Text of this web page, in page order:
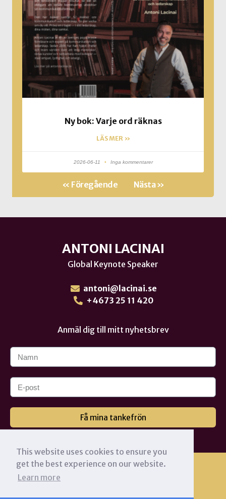
This website uses cookies to ensure you
get the best experience on our website.
Learn more
Ny bok: Varje ord räknas
LÄS MER »
2026-06-11 Inga kommentarer
« Föregående Nästa »
ANTONI LACINAI
Global Keynote Speaker
antoni@lacinai.se
+4673 25 11 420
Anmäl dig till mitt nyhetsbrev
Få mina tankefrön